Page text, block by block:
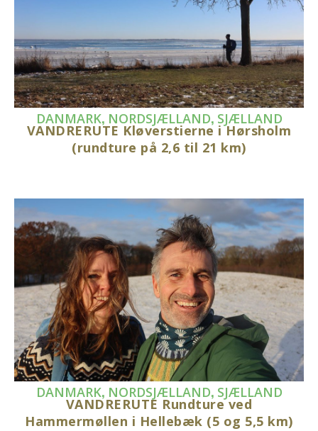
DANMARK, NORDSJÆLLAND, SJÆLLAND
VANDRERUTE Kløverstierne i Hørsholm
(rundture på 2,6 til 21 km)
DANMARK, NORDSJÆLLAND, SJÆLLAND
VANDRERUTE Rundture ved
Hammermøllen i Hellebæk (5 og 5,5 km)